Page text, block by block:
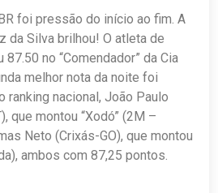
foi pressão do início ao fim. A
da Silva brilhou! O atleta de
87.50 no “Comendador” da Cia
melhor nota da noite foi
ranking nacional, João Paulo
que montou “Xodó” (2M –
Neto (Crixás-GO), que montou
ambos com 87,25 pontos.